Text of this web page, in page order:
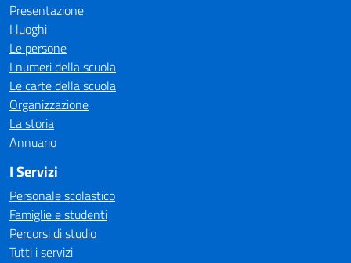
Presentazione
I luoghi
Le persone
I numeri della scuola
Le carte della scuola
Organizzazione
La storia
Annuario
I Servizi
Personale scolastico
Famiglie e studenti
Percorsi di studio
Tutti i servizi